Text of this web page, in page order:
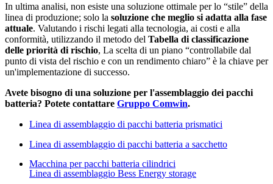
In ultima analisi, non esiste una soluzione ottimale per lo “stile” della
linea di produzione; solo la soluzione che meglio si adatta alla fase
attuale. Valutando i rischi legati alla tecnologia, ai costi e alla
conformità, utilizzando il metodo del Tabella di classificazione
delle priorità di rischio, La scelta di un piano “controllabile dal
punto di vista del rischio e con un rendimento chiaro” è la chiave per
un'implementazione di successo.
Avete bisogno di una soluzione per l'assemblaggio dei pacchi
batteria? Potete contattare Gruppo Comwin.
Linea di assemblaggio di pacchi batteria prismatici
Linea di assemblaggio di pacchi batteria a sacchetto
Macchina per pacchi batteria cilindrici
Linea di assemblaggio Bess Energy storage